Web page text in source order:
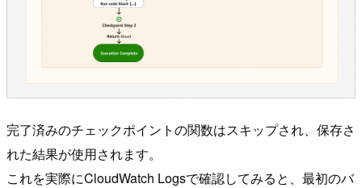
完了済みのチェックポイントの関数はスキップされ、保存さ
れた結果が使用されます。
これを実際にCloudWatch Logsで確認してみると、最初のバ